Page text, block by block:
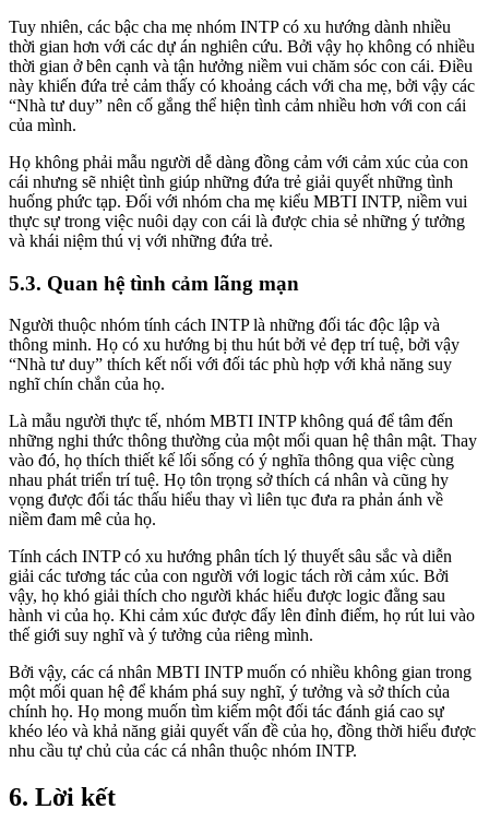
Tuy nhiên, các bậc cha mẹ nhóm INTP có xu hướng dành nhiều
thời gian hơn với các dự án nghiên cứu. Bởi vậy họ không có nhiều
thời gian ở bên cạnh và tận hưởng niềm vui chăm sóc con cái. Điều
này khiến đứa trẻ cảm thấy có khoảng cách với cha mẹ, bởi vậy các
“Nhà tư duy” nên cố gắng thể hiện tình cảm nhiều hơn với con cái
của mình.
Họ không phải mẫu người dễ dàng đồng cảm với cảm xúc của con
cái nhưng sẽ nhiệt tình giúp những đứa trẻ giải quyết những tình
huống phức tạp. Đối với nhóm cha mẹ kiểu MBTI INTP, niềm vui
thực sự trong việc nuôi dạy con cái là được chia sẻ những ý tưởng
và khái niệm thú vị với những đứa trẻ.
5.3. Quan hệ tình cảm lãng mạn
Người thuộc nhóm tính cách INTP là những đối tác độc lập và
thông minh. Họ có xu hướng bị thu hút bởi vẻ đẹp trí tuệ, bởi vậy
“Nhà tư duy” thích kết nối với đối tác phù hợp với khả năng suy
nghĩ chín chắn của họ.
Là mẫu người thực tế, nhóm MBTI INTP không quá để tâm đến
những nghi thức thông thường của một mối quan hệ thân mật. Thay
vào đó, họ thích thiết kế lối sống có ý nghĩa thông qua việc cùng
nhau phát triển trí tuệ. Họ tôn trọng sở thích cá nhân và cũng hy
vọng được đối tác thấu hiểu thay vì liên tục đưa ra phản ánh về
niềm đam mê của họ.
Tính cách INTP có xu hướng phân tích lý thuyết sâu sắc và diễn
giải các tương tác của con người với logic tách rời cảm xúc. Bởi
vậy, họ khó giải thích cho người khác hiểu được logic đằng sau
hành vi của họ. Khi cảm xúc được đẩy lên đỉnh điểm, họ rút lui vào
thế giới suy nghĩ và ý tưởng của riêng mình.
Bởi vậy, các cá nhân MBTI INTP muốn có nhiều không gian trong
một mối quan hệ để khám phá suy nghĩ, ý tưởng và sở thích của
chính họ. Họ mong muốn tìm kiếm một đối tác đánh giá cao sự
khéo léo và khả năng giải quyết vấn đề của họ, đồng thời hiểu được
nhu cầu tự chủ của các cá nhân thuộc nhóm INTP.
6. Lời kết